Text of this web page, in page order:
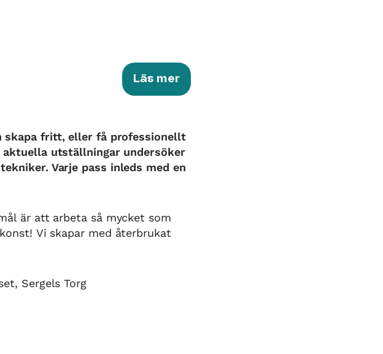
Läs mer
skapa fritt, eller få professionellt
aktuella utställningar undersöker
Varje pass inleds med en
är att arbeta så mycket som
Vi skapar med återbrukat
Sergels Torg